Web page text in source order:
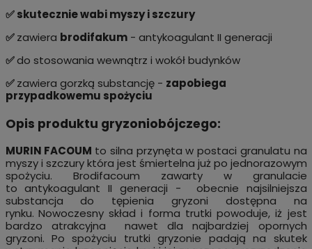
✅ skutecznie wabi myszy i szczury
✅zawiera brodifakum- antykoagulant II generacji
✅do stosowania wewnątrz i wokół budynków
✅zawiera gorzką substancję - zapobiega
przypadkowemu spożyciu
Opis produktu gryzoniobójczego:
MURIN FACOUM to silna przynęta w postaci granulatu na
myszy i szczury która jest śmiertelna już po jednorazowym
spożyciu. Brodifacoum zawarty w granulacie
to antykoagulant II generacji - obecnie najsilniejsza
substancja do tępienia gryzoni dostępna na
rynku. Nowoczesny skład i forma trutki powoduje, iż jest
bardzo atrakcyjna nawet dla najbardziej opornych
gryzoni. Po spożyciu trutki gryzonie padają na skutek